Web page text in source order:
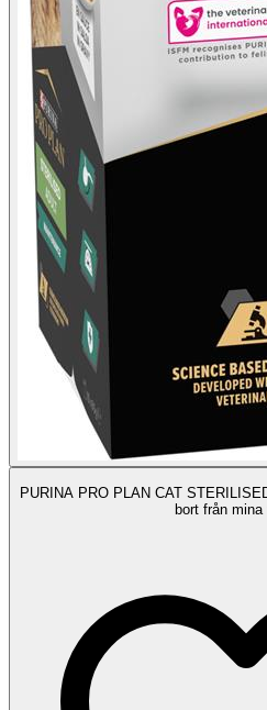
PURINA PRO PLAN CAT
bort från